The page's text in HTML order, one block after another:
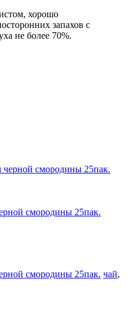
хорошо
запахов с
не более 70%.
смородины 25пак.
смородины 25пак. чай,